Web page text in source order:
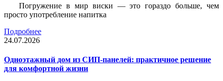
Погружение в мир виски — это гораздо больше, чем
просто употребление напитка
Подробнее
24.07.2026
Одноэтажный дом из СИП-панелей: практичное решение
для комфортной жизни